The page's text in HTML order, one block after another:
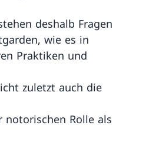
deshalb Fragen
wie es in
Praktiken und
zuletzt auch die
Rolle als